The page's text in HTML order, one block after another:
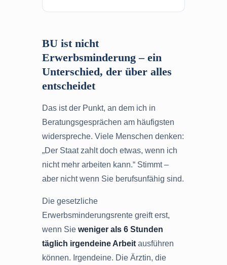
BU ist nicht
Erwerbsminderung – ein
Unterschied, der über alles
entscheidet
Das ist der Punkt, an dem ich in
Beratungsgesprächen am häufigsten
widerspreche. Viele Menschen denken:
„Der Staat zahlt doch etwas, wenn ich
nicht mehr arbeiten kann.“ Stimmt –
aber nicht wenn Sie berufsunfähig sind.
Die gesetzliche
Erwerbsminderungsrente greift erst,
wenn Sie weniger als 6 Stunden
täglich irgendeine Arbeit ausführen
können. Irgendeine. Die Ärztin, die